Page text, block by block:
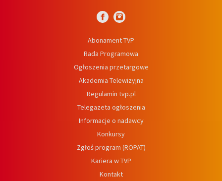
Abonament TVP
Rada Programowa
Ogłoszenia przetargowe
Akademia Telewizyjna
Regulamin tvp.pl
Telegazeta ogłoszenia
Informacje o nadawcy
Konkursy
Zgłoś program (ROPAT)
Kariera w TVP
Kontakt